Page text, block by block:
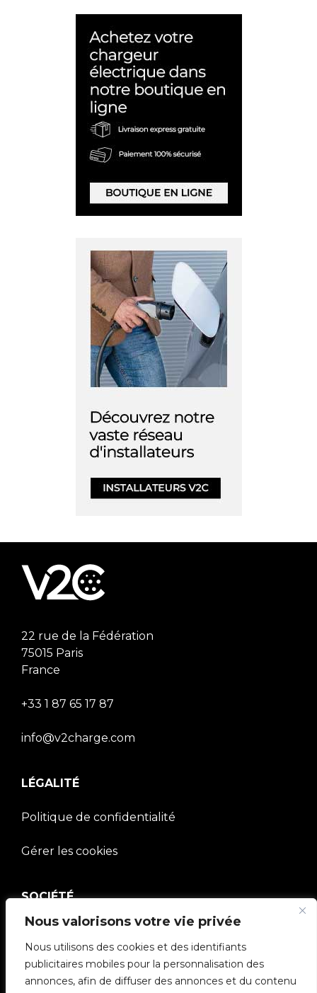
Nous valorisons votre vie privée
Nous utilisons des cookies et des identifiants
publicitaires mobiles pour la personnalisation des
annonces, afin de diffuser des annonces et du contenu
22 rue de la Fédération
75015 Paris
France
+33 1 87 65 17 87
info@v2charge.com
LÉGALITÉ
Politique de confidentialité
Gérer les cookies
SOCIÉTÉ
Communauté V2C
e-Chargers